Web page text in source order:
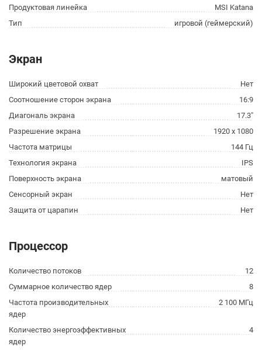
Продуктовая линейка
MSI Katana
Тип
игровой (геймерский)
Экран
Широкий цветовой охват
Нет
Соотношение сторон экрана
16:9
Диагональ экрана
17.3"
Разрешение экрана
1920 x 1080
Частота матрицы
144 Гц
Технология экрана
IPS
Поверхность экрана
матовый
Сенсорный экран
Нет
Защита от царапин
Нет
Процессор
Количество потоков
12
Суммарное количество ядер
8
Частота производительных
ядер
2 100 МГц
Количество энергоэффективных
ядер
4